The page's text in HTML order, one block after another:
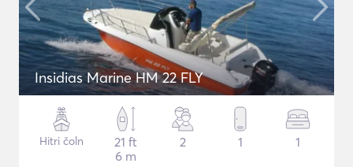
Insidias Marine HM 22 FLY
Hitri čoln
21 ft
6 m
2 1 1